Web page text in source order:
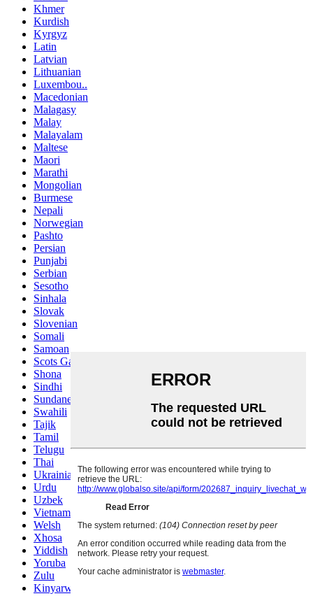
Khmer
Kurdish
Kyrgyz
Latin
Latvian
Lithuanian
Luxembou..
Macedonian
Malagasy
Malay
Malayalam
Maltese
Maori
Marathi
Mongolian
Burmese
Nepali
Norwegian
Pashto
Persian
Punjabi
Serbian
Sesotho
Sinhala
Slovak
Slovenian
Somali
Samoan
Scots Gaelic
Shona
Sindhi
Sundanese
Swahili
Tajik
Tamil
Telugu
Thai
Ukrainian
Urdu
Uzbek
Vietnamese
Welsh
Xhosa
Yiddish
Yoruba
Zulu
Kinyarwanda